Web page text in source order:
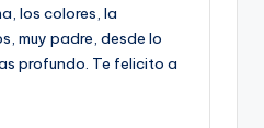
los colores, la
muy padre, desde lo
profundo. Te felicito a